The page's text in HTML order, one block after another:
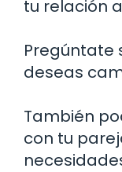
tu relación
Pregúntate
deseas
También
con tu